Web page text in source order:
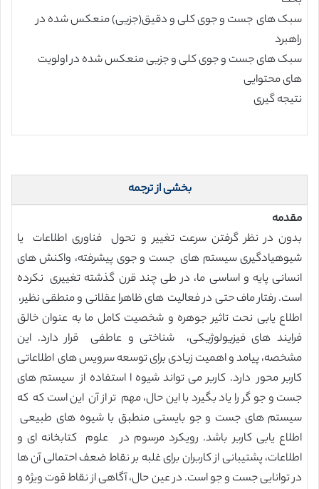
سبک های جست و جوی کلی و دقیق(جزیی) منعکس شده در
راهبرد
سبک های جست و جوی کلی و جزیی منعکس شده در اولویت
های محتوایی
نتیجه گیری
بخشی از ترجمه
مقدمه
بدون در نظر گرفتن سرعت تغییر و تحول فناوری اطلاعات یا
شیوهیادگیری سیستم های جست و جوی پیشرفته، واکنش های
انسانی پایه و اساسی ما، در طی چند قرن گذشته تغییری نکرده
است. رفتار ماف حتی در فعالیت های ظاهرا عقلانی و منطقی نظیر،
اطلاع یابی نحت تاثیر جوهره و شخصیت کامل ما به عنوان خالق
فرایند های فیزیولوژیکی، شناختی و عاطفی قرار دارد. این
مشخصه، پیامد و اهمیت زیادی برای توسعه سرویس های اطلاعاتی
کاربر محور دارد. کاربر می تواند شیوه ا استفاده از سیستم های
جست و جو گر را یاد بگیرد با این حال، مهم تر از آن این است که که
سیستم های جست و جو بایستی منطبق با شیوه های طبیعی
اطلاع یابی کاربر باشد. رویکرد مرسوم در علوم کتابخانه ای و
اطلاعات، پشتیبانی از کاربران برای غلبه بر نقاط ضعف احتمالی آن ها
در توانایی جست و جو است. در عین حال، آگاهی از نقاط قوت ویژه و